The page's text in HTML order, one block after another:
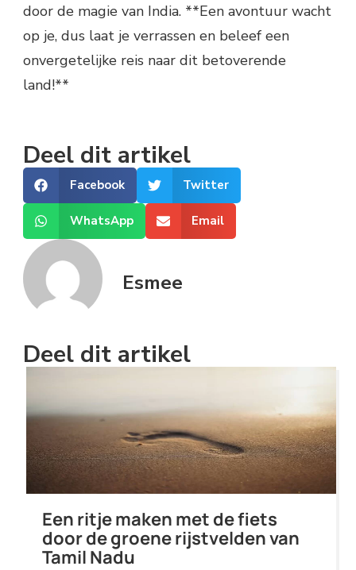
door de magie van India. **Een avontuur wacht
op je, dus laat je verrassen en beleef een
onvergetelijke reis naar dit betoverende
land!**
Deel dit artikel
Facebook Twitter
WhatsApp Email
Esmee
Deel dit artikel
Een ritje maken met de fiets
door de groene rijstvelden van
Tamil Nadu